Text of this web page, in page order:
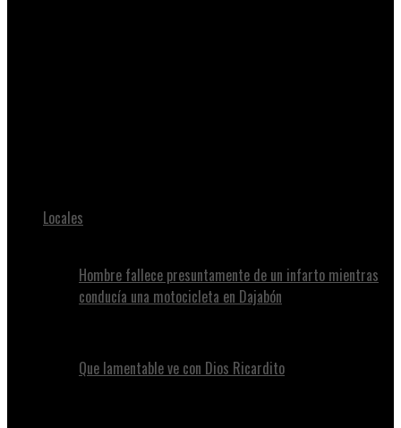
Locales
Hombre fallece presuntamente de un infarto mientras
conducía una motocicleta en Dajabón
Que lamentable ve con Dios Ricardito